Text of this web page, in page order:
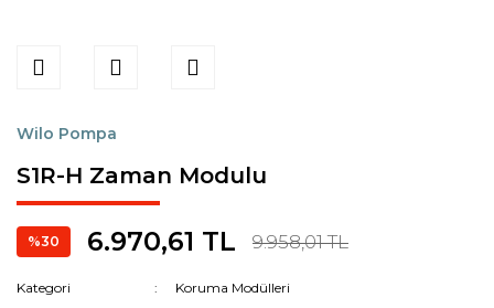
Wilo Pompa
S1R-H Zaman Modulu
%30 6.970,61 TL 9.958,01 TL
Kategori
Koruma Modülleri